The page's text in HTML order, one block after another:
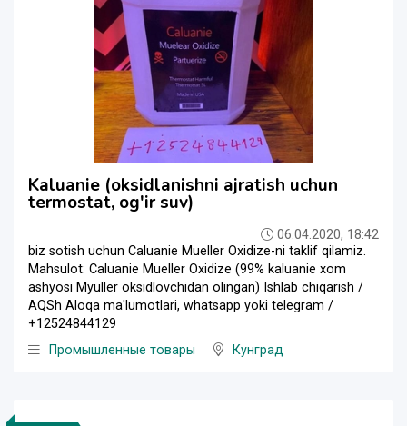
Kaluanie (oksidlanishni ajratish uchun
termostat, og'ir suv)
06.04.2020, 18:42
biz sotish uchun Caluanie Mueller Oxidize-ni taklif qilamiz.
Mahsulot: Caluanie Mueller Oxidize (99% kaluanie xom
ashyosi Myuller oksidlovchidan olingan) Ishlab chiqarish /
AQSh Aloqa ma'lumotlari, whatsapp yoki telegram /
+12524844129
Промышленные товары
Кунград